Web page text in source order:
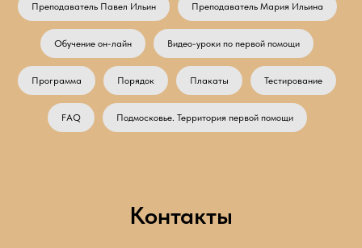
Преподаватель Павел Ильин Преподаватель Мария Ильина
Обучение он-лайн Видео-уроки по первой помощи
Программа Порядок Плакаты Тестирование
FAQ Подмосковье. Территория первой помощи
Контакты